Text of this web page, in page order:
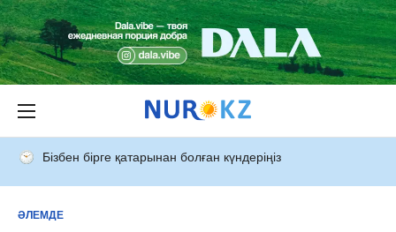
Бізбен бірге қатарынан болған күндеріңіз
ӘЛЕМДЕ